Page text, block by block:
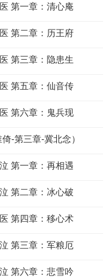
第一章：清心庵
第二章：历王府
第三章：隐患生
第五章：仙音传
第六章：鬼兵现
-第三章-冀北念）
第一章：再相遇
第二章：冰心破
第四章：移心术
第三章：军粮厄
第六章：悲雪吟